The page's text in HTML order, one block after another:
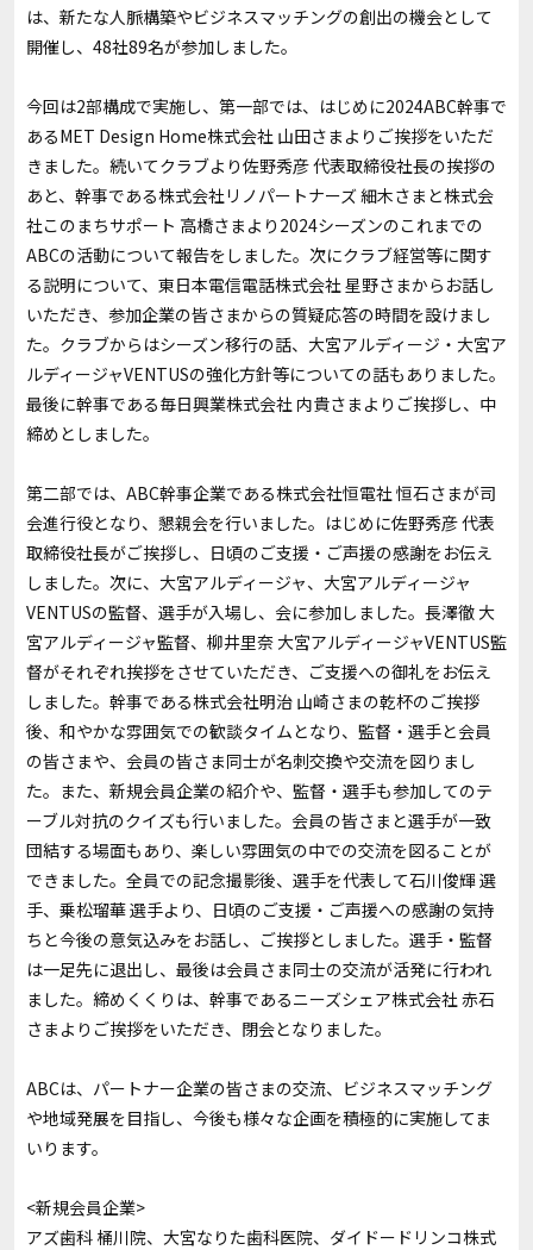
は、新たな人脈構築やビジネスマッチングの創出の機会として
開催し、48社89名が参加しました。
今回は2部構成で実施し、第一部では、はじめに2024ABC幹事で
あるMET Design Home株式会社 山田さまよりご挨拶をいただ
きました。続いてクラブより佐野秀彦 代表取締役社長の挨拶の
あと、幹事である株式会社リノパートナーズ 細木さまと株式会
社このまちサポート 高橋さまより2024シーズンのこれまでの
ABCの活動について報告をしました。次にクラブ経営等に関す
る説明について、東日本電信電話株式会社 星野さまからお話し
いただき、参加企業の皆さまからの質疑応答の時間を設けまし
た。クラブからはシーズン移行の話、大宮アルディージ・大宮ア
ルディージャVENTUSの強化方針等についての話もありました。
最後に幹事である毎日興業株式会社 内貴さまよりご挨拶し、中
締めとしました。
第二部では、ABC幹事企業である株式会社恒電社 恒石さまが司
会進行役となり、懇親会を行いました。はじめに佐野秀彦 代表
取締役社長がご挨拶し、日頃のご支援・ご声援の感謝をお伝え
しました。次に、大宮アルディージャ、大宮アルディージャ
VENTUSの監督、選手が入場し、会に参加しました。長澤徹 大
宮アルディージャ監督、柳井里奈 大宮アルディージャVENTUS監
督がそれぞれ挨拶をさせていただき、ご支援への御礼をお伝え
しました。幹事である株式会社明治 山崎さまの乾杯のご挨拶
後、和やかな雰囲気での歓談タイムとなり、監督・選手と会員
の皆さまや、会員の皆さま同士が名刺交換や交流を図りまし
た。また、新規会員企業の紹介や、監督・選手も参加してのテ
ーブル対抗のクイズも行いました。会員の皆さまと選手が一致
団結する場面もあり、楽しい雰囲気の中での交流を図ることが
できました。全員での記念撮影後、選手を代表して石川俊輝 選
手、乗松瑠華 選手より、日頃のご支援・ご声援への感謝の気持
ちと今後の意気込みをお話し、ご挨拶としました。選手・監督
は一足先に退出し、最後は会員さま同士の交流が活発に行われ
ました。締めくくりは、幹事であるニーズシェア株式会社 赤石
さまよりご挨拶をいただき、閉会となりました。
ABCは、パートナー企業の皆さまの交流、ビジネスマッチング
や地域発展を目指し、今後も様々な企画を積極的に実施してま
いります。
<新規会員企業>
アズ歯科 桶川院、大宮なりた歯科医院、ダイドードリンコ株式